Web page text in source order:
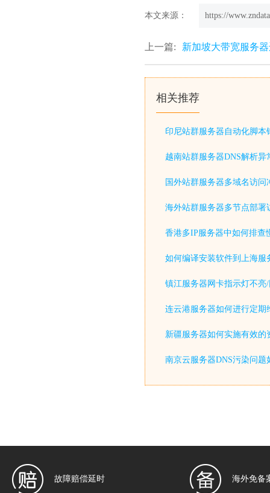
本文来源： https://
上一篇: 新加坡大带宽服务
相关推荐
印尼站群服务器自动化脚本
越南站群服务器DNS解析异
国外站群服务器多域名访问
海外站群服务器多节点部署
香港多IP服务器中如何排查
如何编译安装软件到上海服
镇江服务器网卡指示灯不亮
连云港服务器如何进行定期
新疆服务器如何实施有效的
南京云服务器DNS污染问题
故障赔偿延时 海外免备